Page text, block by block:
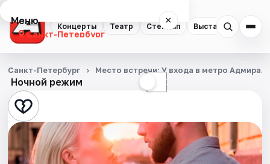
Концерты Театр Стендап Выставки
Меню ×
Санкт-Петербург
Концерты
Театр
Стендап
Выставки
Ночной режим ☾
Санкт-Петербург Место встречи: У входа в метро